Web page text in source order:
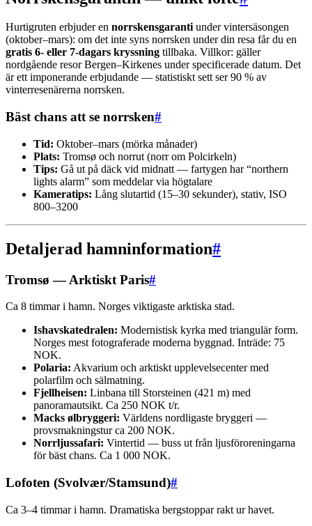
Hurtigruten erbjuder en norrskensgarantiunder vintersäsongen
(oktober–mars): om det inte syns norrsken under din resa får du en
gratis 6- eller 7-dagars kryssning tillbaka. Villkor: gäller
nordgående resor Bergen–Kirkenes under specificerade datum. Det
är ett imponerande erbjudande — statistiskt sett ser 90 % av
vinterresenärerna norrsken.
Bäst chans att se norrsken#
Tid: Oktober–mars (mörka månader)
Plats: Tromsø och norrut (norr om Polcirkeln)
Tips: Gå ut på däck vid midnatt — fartygen har “northern
lights alarm” som meddelar via högtalare
Kameratips: Lång slutartid (15–30 sekunder), stativ, ISO
800–3200
Detaljerad hamninformation#
Tromsø — Arktiskt Paris#
Ca 8 timmar i hamn. Norges viktigaste arktiska stad.
Ishavskatedralen: Modernistisk kyrka med triangulär form.
Norges mest fotograferade moderna byggnad. Inträde: 75
NOK.
Polaria: Akvarium och arktiskt upplevelsecenter med
polarfilm och sälmatning.
Fjellheisen: Linbana till Storsteinen (421 m) med
panoramautsikt. Ca 250 NOK t/r.
Macks ølbryggeri: Världens nordligaste bryggeri —
provsmakningstur ca 200 NOK.
Norrljussafari: Vintertid — buss ut från ljusföroreningarna
för bäst chans. Ca 1 000 NOK.
Lofoten (Svolvær/Stamsund)#
Ca 3–4 timmar i hamn. Dramatiska bergstoppar rakt ur havet.